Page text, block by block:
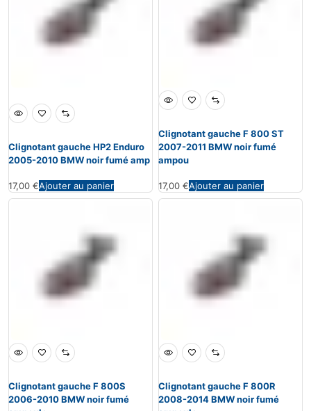
Clignotant gauche HP2 Enduro
2005-2010 BMW noir fumé amp
17,00 €Ajouter au panier
Clignotant gauche F 800 ST
2007-2011 BMW noir fumé
ampou
17,00 €Ajouter au panier
Clignotant gauche F 800S
2006-2010 BMW noir fumé
Clignotant gauche F 800R
2008-2014 BMW noir fumé